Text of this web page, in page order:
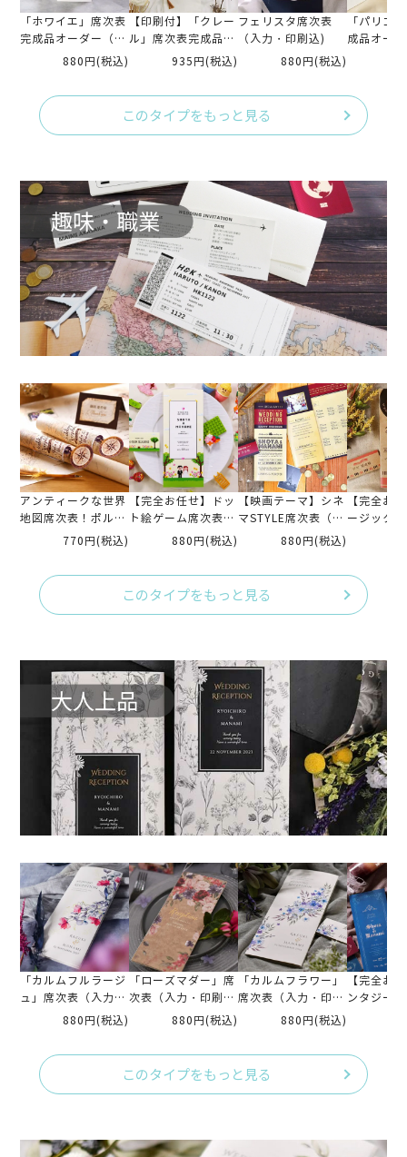
「ホワイエ」席次表
完成品オーダー（入
力印刷込）880円(税込)
【印刷付】「クレー
ル」席次表完成品オ
ーダー（入力印刷
935円(税込)
フェリスタ席次表
（入力・印刷込)
880円(税込)
「パリゴ
成品オー
このタイプをもっと見る
アンティークな世界
地図席次表！ポルコ
席次表完成品オーダ
770円(税込)
【完全お任せ】ドッ
ト絵ゲーム席次表完
成品オーダー（入力
880円(税込)
【映画テーマ】シネ
マSTYLE席次表（入
力・印刷込)
880円(税込)
【完全お
ージック
このタイプをもっと見る
「カルムフルラージ
ュ」席次表（入力・
印刷込）完成品オー
880円(税込)
「ローズマダー」席
次表（入力・印刷
880円(税込)
「カルムフラワー」
席次表（入力・印刷
込）完成品オーダー
880円(税込)
【完全お
ンタジー
このタイプをもっと見る